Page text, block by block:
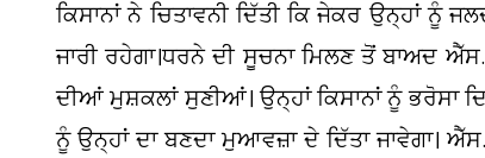
ਕਿਸਾਨਾਂ ਨੇ ਚਿਤਾਵਨੀ ਦਿੱਤੀ ਕਿ ਜੇਕਰ ਉਨ੍ਹਾਂ
ਜਾਰੀ ਰਹੇਗਾ।ਧਰਨੇ ਦੀ ਸੂਚਨਾ ਮਿਲਣ ਤੋਂ ਬਾਅਦ
ਦੀਆਂ ਮੁਸ਼ਕਲਾਂ ਸੁਣੀਆਂ। ਉਨ੍ਹਾਂ ਕਿਸਾਨਾਂ ਨੂੰ ਭਰੋਸਾ
ਨੂੰ ਉਨ੍ਹਾਂ ਦਾ ਬਣਦਾ ਮੁਆਵਜ਼ਾ ਦੇ ਦਿੱਤਾ ਜਾਵੇਗਾ।